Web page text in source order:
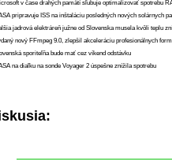
v čase drahých pamätí sľubuje optimalizovať spotrebu
pripravuje ISS na inštaláciu posledných nových solárnych
jadrová elektráreň južne od Slovenska musela kvôli teplu
nový FFmpeg 9.0, zlepšil akceleráciu profesionálnych
sporiteľňa bude mať cez víkend odstávku
na diaľku na sonde Voyager 2 úspešne znížila spotrebu